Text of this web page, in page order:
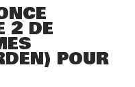
2 DE
POUR